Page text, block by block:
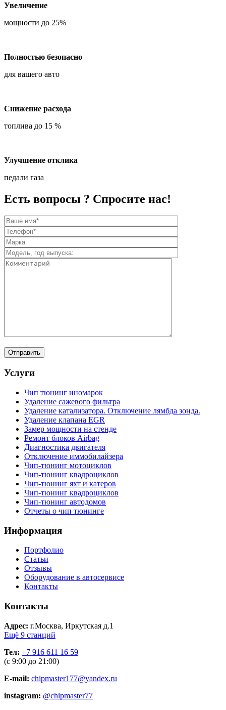
Увеличение
мощности до 25%
Полностью безопасно
для вашего авто
Снижение расхода
топлива до 15 %
Улучшение отклика
педали газа
Есть вопросы ? Спросите нас!
Услуги
Чип тюнинг иномарок
Удаление сажевого фильтра
Удаление катализатора. Отключение лямбда зонда.
Удаление клапана EGR
Замер мощности на стенде
Ремонт блоков Airbag
Диагностика двигателя
Отключение иммобилайзера
Чип-тюнинг мотоциклов
Чип-тюнинг квадроциклов
Чип-тюнинг яхт и катеров
Чип-тюнинг квадроциклов
Чип-тюнинг автодомов
Отчеты о чип тюнинге
Информация
Портфолио
Статьи
Отзывы
Оборудование в автосервисе
Контакты
Контакты
Адрес: г.Москва, Иркутская д.1
Ещё 9 станций
Тел: +7 916 611 16 59
(с 9:00 до 21:00)
E-mail: chipmaster177@yandex.ru
instagram: @chipmaster77